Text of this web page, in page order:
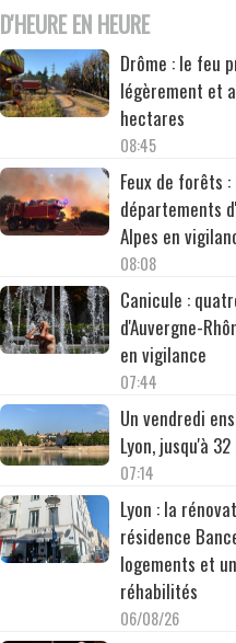
D'HEURE EN HEURE
Drôme : le feu
légèrement et
hectares
08:45
Feux de forêts :
départements
Alpes en
08:08
Canicule :
d'Auvergne-
en vigilance
07:44
Un vendredi
Lyon, jusqu'à
07:14
Lyon : la
résidence
logements et
réhabilités
06/08/26